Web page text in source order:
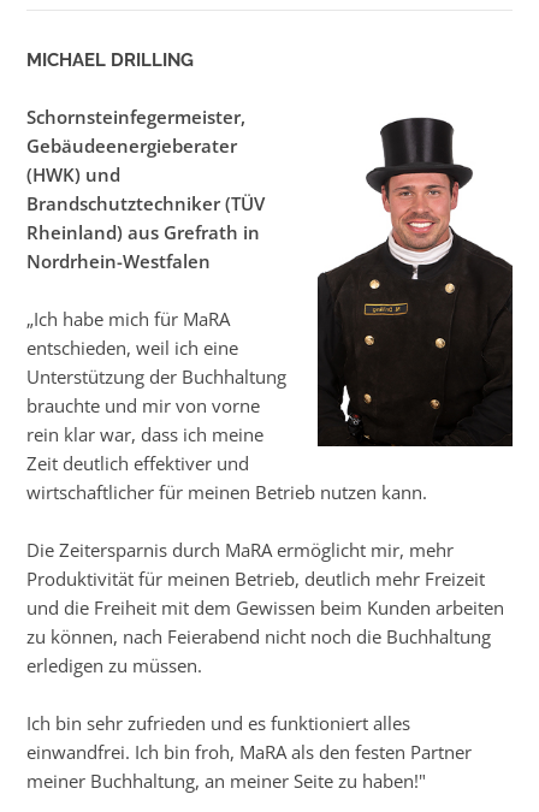
MICHAEL DRILLING
Schornsteinfegermeister,
Gebäudeenergieberater
(HWK) und
Brandschutztechniker (TÜV
Rheinland) aus Grefrath in
Nordrhein-Westfalen
„Ich habe mich für MaRA
entschieden, weil ich eine
Unterstützung der Buchhaltung
brauchte und mir von vorne
rein klar war, dass ich meine
Zeit deutlich effektiver und
wirtschaftlicher für meinen Betrieb nutzen kann.
Die Zeitersparnis durch MaRA ermöglicht mir, mehr
Produktivität für meinen Betrieb, deutlich mehr Freizeit
und die Freiheit mit dem Gewissen beim Kunden arbeiten
zu können, nach Feierabend nicht noch die Buchhaltung
erledigen zu müssen.
Ich bin sehr zufrieden und es funktioniert alles
einwandfrei. Ich bin froh, MaRA als den festen Partner
meiner Buchhaltung, an meiner Seite zu haben!"